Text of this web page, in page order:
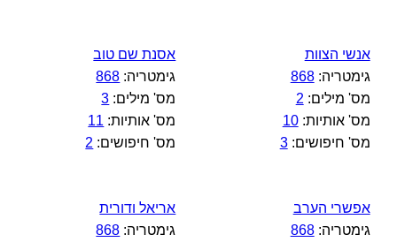
אנשי הצוות
גימטריה:868
מס' מילים: 2
מס' אותיות:10
מס' חיפושים:3
אסנת שם טוב
גימטריה: 868
מס' מילים: 3
מס' אותיות: 11
מס' חיפושים: 2
אפשרי הערב
גימטריה:868
אריאל ודורית
גימטריה: 868